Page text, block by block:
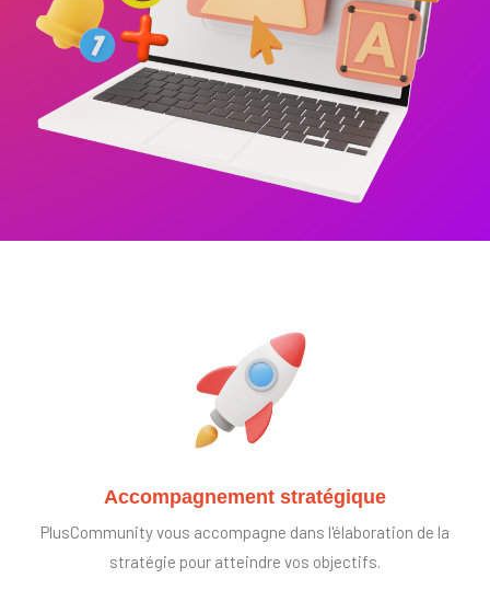
Accompagnement stratégique
PlusCommunity vous accompagne dans l'élaboration de la
stratégie pour atteindre vos objectifs.